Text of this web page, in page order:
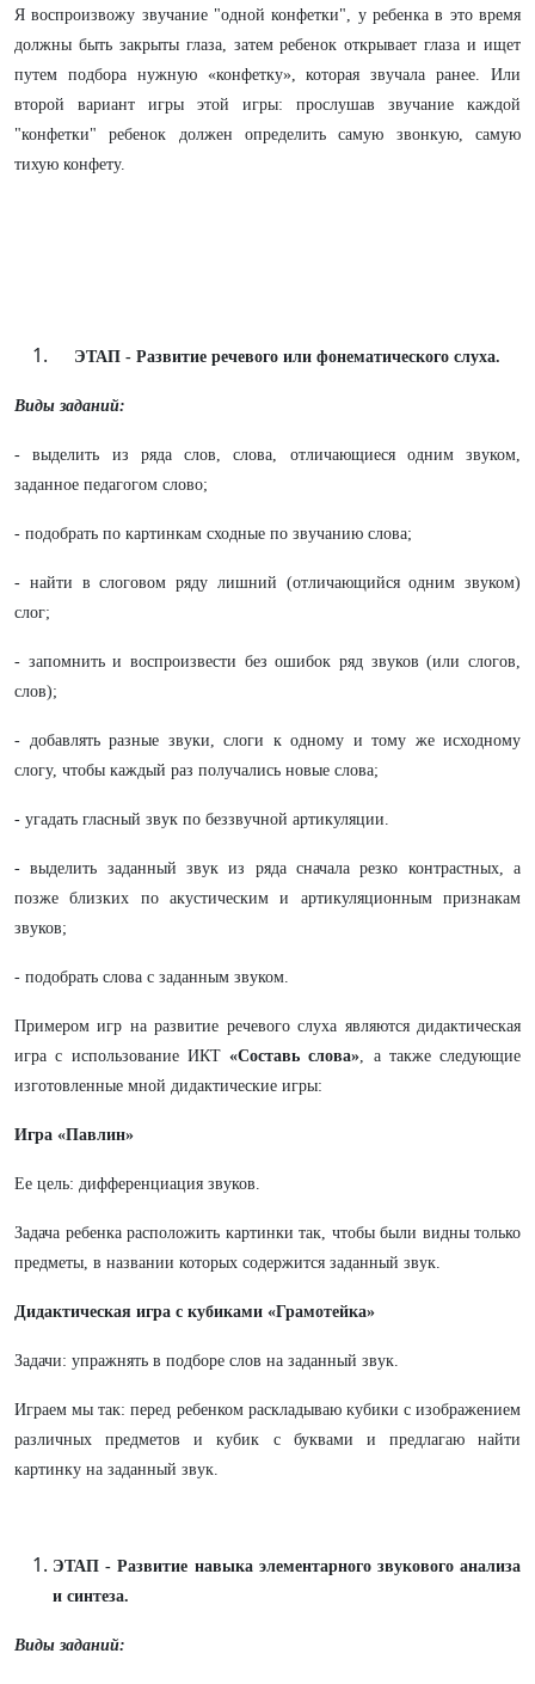
Я воспроизвожу звучание "одной конфетки", у ребенка в это время
должны быть закрыты глаза, затем ребенок открывает глаза и ищет
путем подбора нужную «конфетку», которая звучала ранее. Или
второй вариант игры этой игры: прослушав звучание каждой
"конфетки" ребенок должен определить самую звонкую, самую
тихую конфету.
ЭТАП - Развитие речевого или фонематического слуха.
Виды заданий:
- выделить из ряда слов, слова, отличающиеся одним звуком,
заданное педагогом слово;
- подобрать по картинкам сходные по звучанию слова;
- найти в слоговом ряду лишний (отличающийся одним звуком)
слог;
- запомнить и воспроизвести без ошибок ряд звуков (или слогов,
слов);
- добавлять разные звуки, слоги к одному и тому же исходному
слогу, чтобы каждый раз получались новые слова;
- угадать гласный звук по беззвучной артикуляции.
- выделить заданный звук из ряда сначала резко контрастных, а
позже близких по акустическим и артикуляционным признакам
звуков;
- подобрать слова с заданным звуком.
Примером игр на развитие речевого слуха являются дидактическая
игра с использование ИКТ «Составь слова», а также следующие
изготовленные мной дидактические игры:
Игра «Павлин»
Ее цель: дифференциация звуков.
Задача ребенка расположить картинки так, чтобы были видны только
предметы, в названии которых содержится заданный звук.
Дидактическая игра с кубиками «Грамотейка»
Задачи: упражнять в подборе слов на заданный звук.
Играем мы так: перед ребенком раскладываю кубики с изображением
различных предметов и кубик с буквами и предлагаю найти
картинку на заданный звук.
ЭТАП - Развитие навыка элементарного звукового анализа
и синтеза.
Виды заданий: